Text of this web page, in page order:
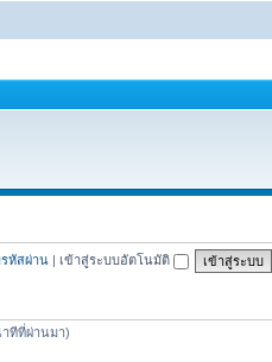
หัสผ่าน | เข้าสู่ระบบอัตโนมัติ
ทีที่ผ่านมา)